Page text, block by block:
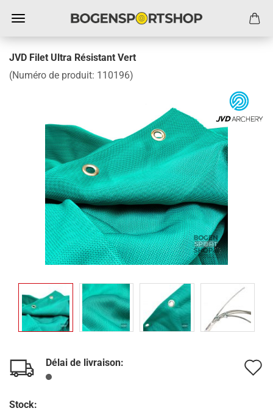
JVD Filet Ultra Résistant Vert
(Numéro de produit: 110196)
Délai de livraison:
Stock: